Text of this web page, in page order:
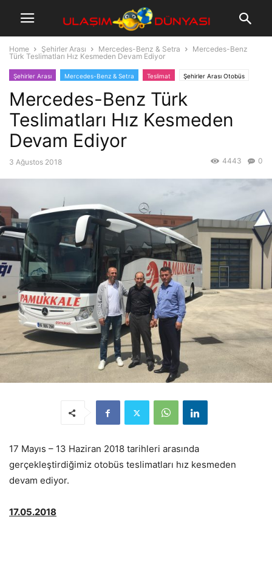
Home Şehirler Arası Mercedes-Benz & Setra
Mercedes-Benz
Türk Teslimatları Hız Kesmeden Devam Ediyor
Şehirler Arası Mercedes-Benz & Setra Teslimat Şehirler Arası Otobüs
Mercedes-Benz Türk
Teslimatları Hız Kesmeden
Devam Ediyor
3 Ağustos 2018 0
4443
17 Mayıs – 13 Haziran 2018 tarihleri arasında
gerçekleştirdiğimiz otobüs teslimatları hız kesmeden
devam ediyor.
17.05.2018